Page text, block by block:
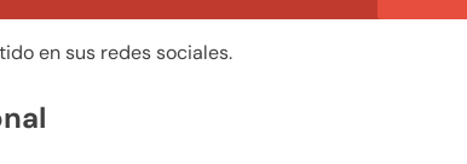
en sus redes sociales.